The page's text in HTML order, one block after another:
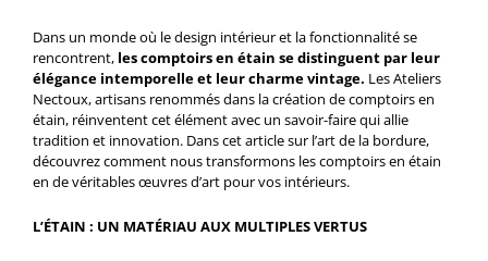
Dans un monde où le design intérieur et la fonctionnalité se
rencontrent, les comptoirs en étain se distinguent par leur
élégance intemporelle et leur charme vintage. Les Ateliers
Nectoux, artisans renommés dans la création de comptoirs en
étain, réinventent cet élément avec un savoir-faire qui allie
tradition et innovation. Dans cet article sur l’art de la bordure,
découvrez comment nous transformons les comptoirs en étain
en de véritables œuvres d’art pour vos intérieurs.
L’ÉTAIN : UN MATÉRIAU AUX MULTIPLES VERTUS